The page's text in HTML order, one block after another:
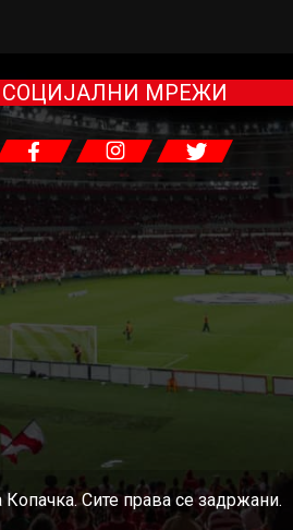
СОЦИЈАЛНИ МРЕЖИ
Копачка. Сите права се задржани.